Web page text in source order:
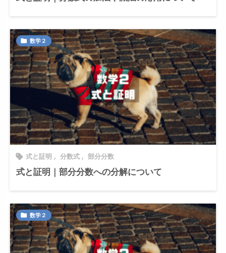
 数学２
 式と証明 , 分数式 , 部分分数
式と証明｜部分分数への分解について
 数学２